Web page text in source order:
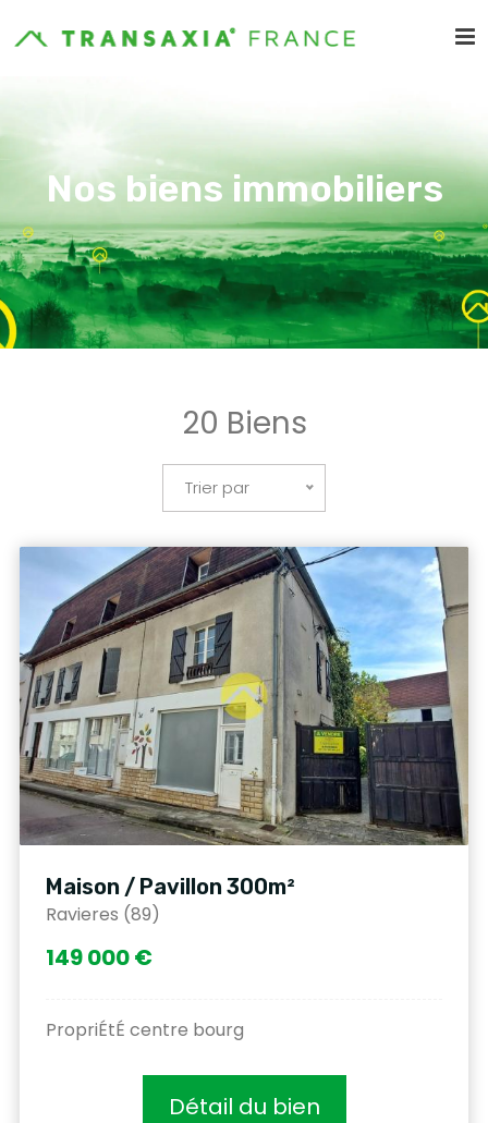
Nos biens immobiliers
20 Biens
Trier par
Maison / Pavillon 300m²
Ravieres (89)
149 000 €
PropriÉtÉ centre bourg
Détail du bien